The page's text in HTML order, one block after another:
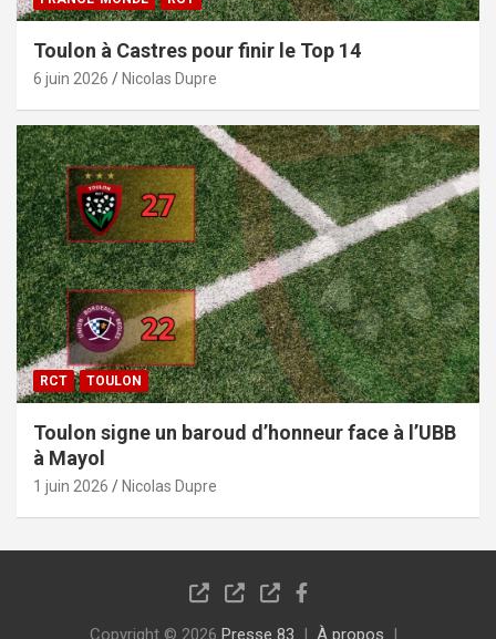
Toulon à Castres pour finir le Top 14
6 juin 2026 Nicolas Dupre
RCT TOULON
Toulon signe un baroud d’honneur face à l’UBB
à Mayol
1 juin 2026 Nicolas Dupre
Copyright © 2026 Presse 83 À propos